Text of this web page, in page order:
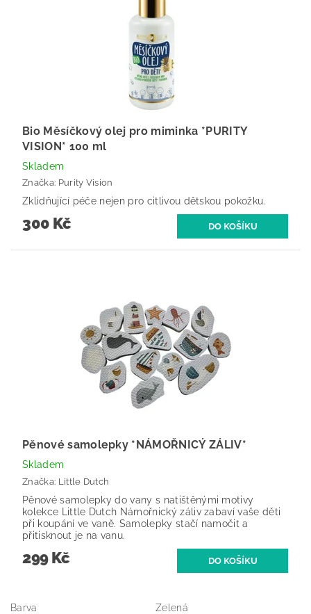
Bio Měsíčkový olej pro miminka *PURITY
VISION* 100 ml
Skladem
Značka: Purity Vision
300 Kč
Pěnové samolepky *NÁMOŘNICÝ ZÁLIV*
Skladem
Značka: Little Dutch
Pěnové samolepky do vany s natištěnými motivy
kolekce Little Dutch Námořnický záliv zabaví vaše děti
při koupání ve vaně. Samolepky stačí namočit a
přitisknout je na vanu.
299 Kč
Barva Zelená